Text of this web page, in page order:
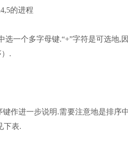
的进程
选一个多字母键.“+”字符是可选地,
.
作进一步说明.需要注意地是排序
下表.